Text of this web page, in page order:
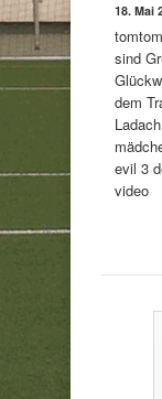
18. Mai
sind
dem
evil 3
video